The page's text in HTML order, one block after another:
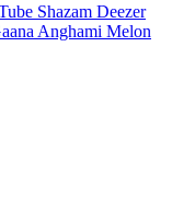
Shazam Deezer
Anghami Melon